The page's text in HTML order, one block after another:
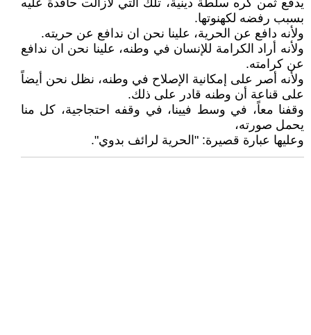
يدفع ثمن كره سلطة دينية، تلك التي لازالت حاقدة عليه
بسبب رفضه لكهنوتها.
ولأنه دافع عن الحرية، علينا نحن ان ندافع عن حريته.
ولأنه أراد الكرامة للإنسان في وطنه، علينا نحن ان ندافع
عن كرامته.
ولأنه أصر على إمكانية الإصلاح في وطنه، نظل نحن أيضاً
على قناعة أن وطنه قادر على ذلك.
وقفنا معاً، في وسط فيينا، في وقفه احتجاجية، كل منا
يحمل صورته،
وعليها عبارة قصيرة: "الحرية لرائف بدوي".